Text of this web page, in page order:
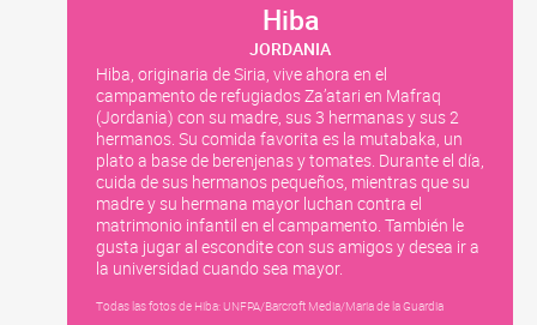
Hiba
JORDANIA
Hiba, originaria de Siria, vive ahora en el
campamento de refugiados Za’atari en Mafraq
(Jordania) con su madre, sus 3 hermanas y sus 2
hermanos. Su comida favorita es la mutabaka, un
plato a base de berenjenas y tomates. Durante el día,
cuida de sus hermanos pequeños, mientras que su
madre y su hermana mayor luchan contra el
matrimonio infantil en el campamento. También le
gusta jugar al escondite con sus amigos y desea ir a
la universidad cuando sea mayor.
Todas las fotos de Hiba: UNFPA/Barcroft Media/Maria de la Guardia